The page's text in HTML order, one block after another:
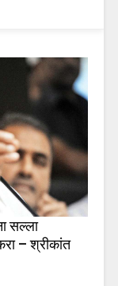
सल्ला
– श्रीकांत